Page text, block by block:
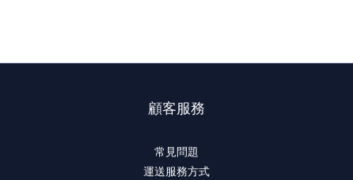
顧客服務
常見問題
運送服務方式